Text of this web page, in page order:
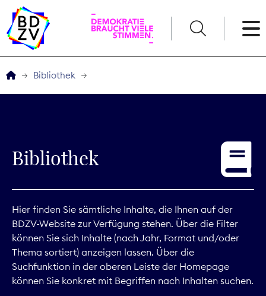
Service
Digitales
Kommunikation
Marktdaten
Bibliothek
Bibliothek
Hier finden Sie sämtliche Inhalte, die Ihnen auf der
BDZV-Website zur Verfügung stehen. Über die Filter
können Sie sich Inhalte (nach Jahr, Format und/oder
Thema sortiert) anzeigen lassen. Über die
Suchfunktion in der oberen Leiste der Homepage
können Sie konkret mit Begriffen nach Inhalten suchen.